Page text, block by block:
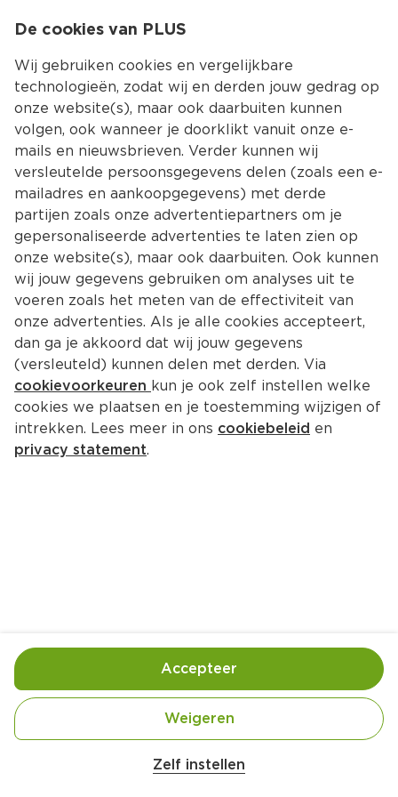
Kies jouw
Ingrediënten Bereiding
De cookies van PLUS
Wij gebruiken cookies en vergelijkbare
technologieën, zodat wij en derden jouw gedrag op
onze website(s), maar ook daarbuiten kunnen
volgen, ook wanneer je doorklikt vanuit onze e-
mails en nieuwsbrieven. Verder kunnen wij
versleutelde persoonsgegevens delen (zoals een e-
mailadres en aankoopgegevens) met derde
partijen zoals onze advertentiepartners om je
gepersonaliseerde advertenties te laten zien op
onze website(s), maar ook daarbuiten. Ook kunnen
wij jouw gegevens gebruiken om analyses uit te
voeren zoals het meten van de effectiviteit van
onze advertenties. Als je alle cookies accepteert,
dan ga je akkoord dat wij jouw gegevens
(versleuteld) kunnen delen met derden. Via
cookievoorkeuren kun je ook zelf instellen welke
cookies we plaatsen en je toestemming wijzigen of
intrekken. Lees meer in ons cookiebeleid en
privacy statement.
Zelf instellen
Weigeren
Accepteer